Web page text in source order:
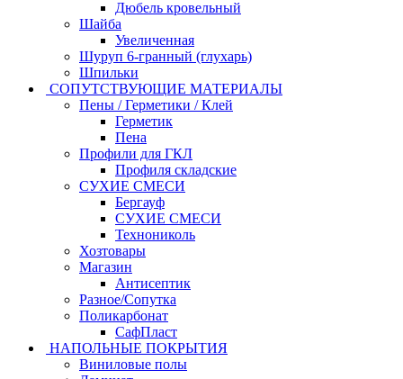
Дюбель кровельный
Шайба
Увеличенная
Шуруп 6-гранный (глухарь)
Шпильки
СОПУТСТВУЮЩИЕ МАТЕРИАЛЫ
Пены / Герметики / Клей
Герметик
Пена
Профили для ГКЛ
Профиля складские
СУХИЕ СМЕСИ
Бергауф
СУХИЕ СМЕСИ
Технониколь
Хозтовары
Магазин
Антисептик
Разное/Сопутка
Поликарбонат
СафПласт
НАПОЛЬНЫЕ ПОКРЫТИЯ
Виниловые полы